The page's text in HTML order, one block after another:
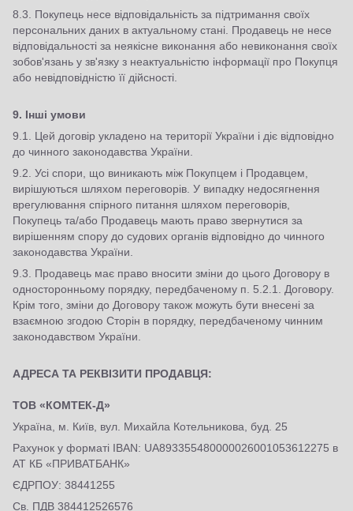
8.3. Покупець несе відповідальність за підтримання своїх
персональних даних в актуальному стані. Продавець не несе
відповідальності за неякісне виконання або невиконання своїх
зобов'язань у зв'язку з неактуальністю інформації про Покупця
або невідповідністю її дійсності.
9. Інші умови
9.1. Цей договір укладено на території України і діє відповідно
до чинного законодавства України.
9.2. Усі спори, що виникають між Покупцем і Продавцем,
вирішуються шляхом переговорів. У випадку недосягнення
врегулювання спірного питання шляхом переговорів,
Покупець та/або Продавець мають право звернутися за
вирішенням спору до судових органів відповідно до чинного
законодавства України.
9.3. Продавець має право вносити зміни до цього Договору в
односторонньому порядку, передбаченому п. 5.2.1. Договору.
Крім того, зміни до Договору також можуть бути внесені за
взаємною згодою Сторін в порядку, передбаченому чинним
законодавством України.
АДРЕСА ТА РЕКВІЗИТИ ПРОДАВЦЯ:
ТОВ «КОМТЕК-Д»
Україна, м. Київ, вул. Михайла Котельникова, буд. 25
Рахунок у форматі IBAN: UA893355480000026001053612275 в
АТ КБ «ПРИВАТБАНК»
ЄДРПОУ: 38441255
Св. ПДВ 384412526576